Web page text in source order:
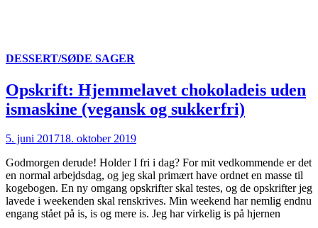
DESSERT/SØDE SAGER
Opskrift: Hjemmelavet chokoladeis uden
ismaskine (vegansk og sukkerfri)
5. juni 201718. oktober 2019
Godmorgen derude! Holder I fri i dag? For mit vedkommende er det
en normal arbejdsdag, og jeg skal primært have ordnet en masse til
kogebogen. En ny omgang opskrifter skal testes, og de opskrifter jeg
lavede i weekenden skal renskrives. Min weekend har nemlig endnu
engang stået på is, is og mere is. Jeg har virkelig is på hjernen